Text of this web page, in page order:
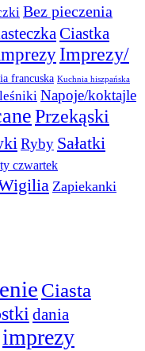
Bez pieczenia
Ciastka
Imprezy/
francuska Kuchnia hiszpańska
Napoje/koktajle
Przekąski
Ryby Sałatki
czwartek
Zapiekanki
Ciasta
dania
imprezy